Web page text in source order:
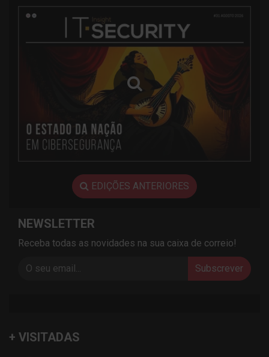
EDIÇÕES ANTERIORES
NEWSLETTER
Receba todas as novidades na sua caixa de correio!
Subscrever
+ VISITADAS